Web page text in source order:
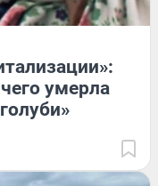
умерла